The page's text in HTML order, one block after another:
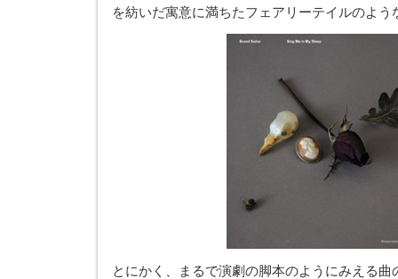
を紡いだ寓意に満ちたフェアリーテイルのよう
とにかく、まるで演劇の脚本のようにみえる